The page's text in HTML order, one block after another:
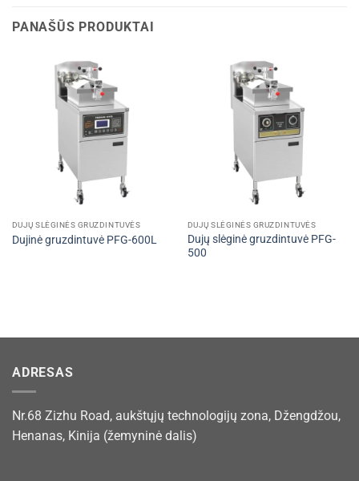
PANAŠŪS PRODUKTAI
DUJŲ SLĖGINĖS GRUZDINTUVĖS
Dujinė gruzdintuvė PFG-600L
DUJŲ SLĖGINĖS GRUZDINTUVĖS
Dujų slėginė gruzdintuvė PFG-
500
ADRESAS
Nr.68 Zizhu Road, aukštųjų technologijų zona, Džengdžou,
Henanas, Kinija (žemyninė dalis)